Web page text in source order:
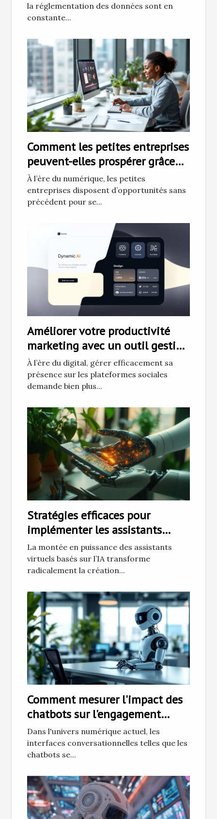
la réglementation des données sont en
constante...
Comment les petites entreprises
peuvent-elles prospérer grâce
au marketing numérique ?
À l’ère du numérique, les petites
entreprises disposent d’opportunités sans
précédent pour se...
Améliorer votre productivité
marketing avec un outil gestion
des réseaux sociaux
À l’ère du digital, gérer efficacement sa
présence sur les plateformes sociales
demande bien plus...
Stratégies efficaces pour
implémenter les assistants
virtuels basés sur l'IA dans la
création de contenu
La montée en puissance des assistants
virtuels basés sur l’IA transforme
radicalement la création...
Comment mesurer l'impact des
chatbots sur l'engagement
client sur Instagram
Dans l'univers numérique actuel, les
interfaces conversationnelles telles que les
chatbots se...